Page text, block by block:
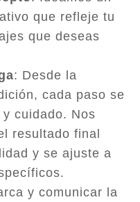
que refleje tu
que deseas
: Desde la
cada paso se
cuidado. Nos
resultado final
y se ajuste a
y comunicar la